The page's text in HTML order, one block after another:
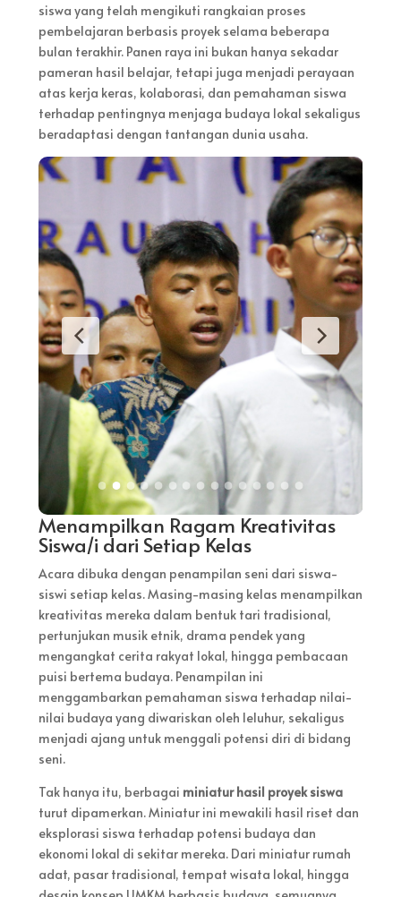
siswa yang telah mengikuti rangkaian proses
pembelajaran berbasis proyek selama beberapa
bulan terakhir. Panen raya ini bukan hanya sekadar
pameran hasil belajar, tetapi juga menjadi perayaan
atas kerja keras, kolaborasi, dan pemahaman siswa
terhadap pentingnya menjaga budaya lokal sekaligus
beradaptasi dengan tantangan dunia usaha.
Menampilkan Ragam Kreativitas
Siswa/i dari Setiap Kelas
Acara dibuka dengan penampilan seni dari siswa-
siswi setiap kelas. Masing-masing kelas menampilkan
kreativitas mereka dalam bentuk tari tradisional,
pertunjukan musik etnik, drama pendek yang
mengangkat cerita rakyat lokal, hingga pembacaan
puisi bertema budaya. Penampilan ini
menggambarkan pemahaman siswa terhadap nilai-
nilai budaya yang diwariskan oleh leluhur, sekaligus
menjadi ajang untuk menggali potensi diri di bidang
seni.
Tak hanya itu, berbagai miniatur hasil proyek siswa
turut dipamerkan. Miniatur ini mewakili hasil riset dan
eksplorasi siswa terhadap potensi budaya dan
ekonomi lokal di sekitar mereka. Dari miniatur rumah
adat, pasar tradisional, tempat wisata lokal, hingga